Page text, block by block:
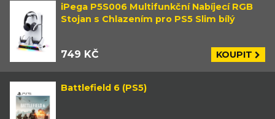
iPega P5S006 Multifunkční Nabíjecí RGB
Stojan s Chlazením pro PS5 Slim bílý
749 KČ KOUPIT
Battlefield 6 (PS5)